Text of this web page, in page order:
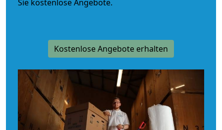
Sie kostenlose Angebote.
Kostenlose Angebote erhalten